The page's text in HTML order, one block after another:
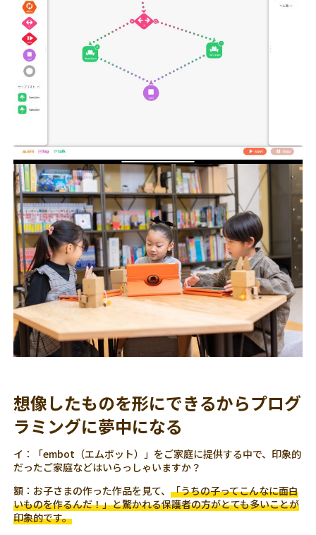
想像したものを形にできるからプログ
ラミングに夢中になる
イ：「embot（エムボット）」をご家庭に提供する中で、印象的
だったご家庭などはいらっしゃいますか？
額：お子さまの作った作品を見て、「うちの子ってこんなに面白
いものを作るんだ！」と驚かれる保護者の方がとても多いことが
印象的です。